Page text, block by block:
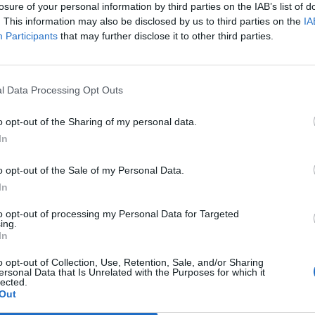
of your personal information by third parties on the IAB’s list of
This information may also be disclosed by us to third parties on the
Participants that may further disclose it to other third parties.
Data Processing Opt Outs
opt-out of the Sharing of my personal data.
opt-out of the Sale of my Personal Data.
opt-out of processing my Personal Data for Targeted
opt-out of Collection, Use, Retention, Sale, and/or Sharing
Data that Is Unrelated with the Purposes for which it
che bolla come «inutile» la polemica e
sarà presentata «una mozione». «È
- spiega - consentire tempi più
dovrà comunque superare quattordici
gruppo non ne ha presentati, almeno
Italia va all'attacco chiedendo il via libera
è però la Lega: solo Calderoli ne ha
E il primo potrebbe essere il più
tutte le iniziative finalizzate a
sicurezza del nostro personale militare e
invece, per il capitolo conferenza di
del Carroccio mette sul piano
possibilità: con un odg invita il governo a